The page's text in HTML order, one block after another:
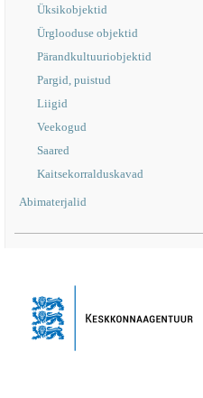
Üksikobjektid
Ürglooduse objektid
Pärandkultuuriobjektid
Pargid, puistud
Liigid
Veekogud
Saared
Kaitsekorralduskavad
Abimaterjalid